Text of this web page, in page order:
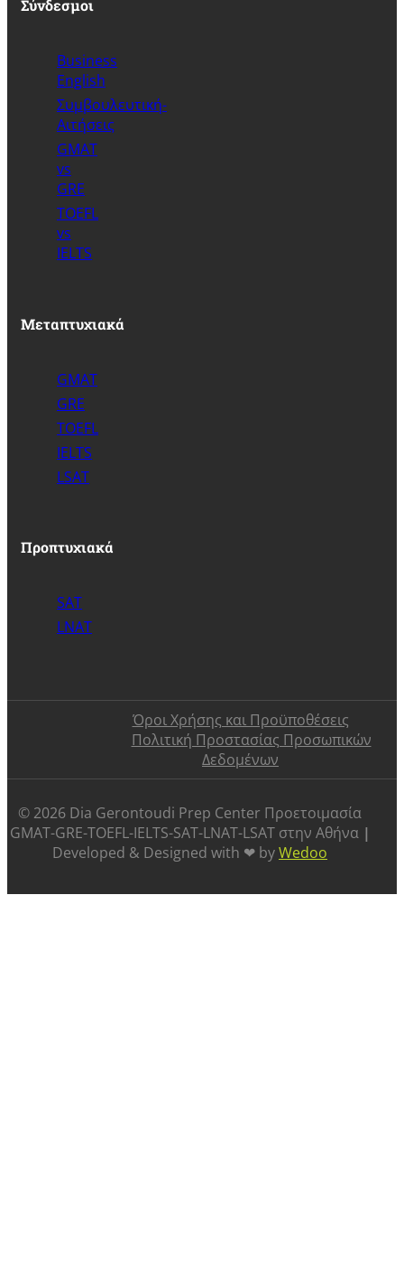
Σύνδεσμοι
Business
English
Συμβουλευτική-
Αιτήσεις
GMAT
vs
GRE
TOEFL
vs
IELTS
Μεταπτυχιακά
GMAT
GRE
TOEFL
IELTS
LSAT
Προπτυχιακά
SAT
LNAT
Όροι Χρήσης και Προϋποθέσεις
Πολιτική Προστασίας Προσωπικών
Δεδομένων
©️ 2026 Dia Gerontoudi Prep Center Προετοιμασία
GMAT-GRE-TOEFL-IELTS-SAT-LNAT-LSAT στην Αθήνα |
Developed & Designed with ❤ byWedoo